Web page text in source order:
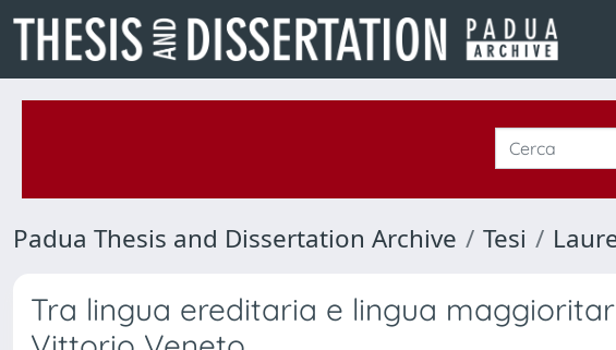
Padua Thesis and Dissertation Archive Tesi
Tra lingua ereditaria e lingua